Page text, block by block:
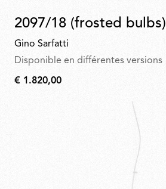
2097/18 (frosted bulbs)
Gino Sarfatti
Disponible en différentes versions
€
€ 1.820,00